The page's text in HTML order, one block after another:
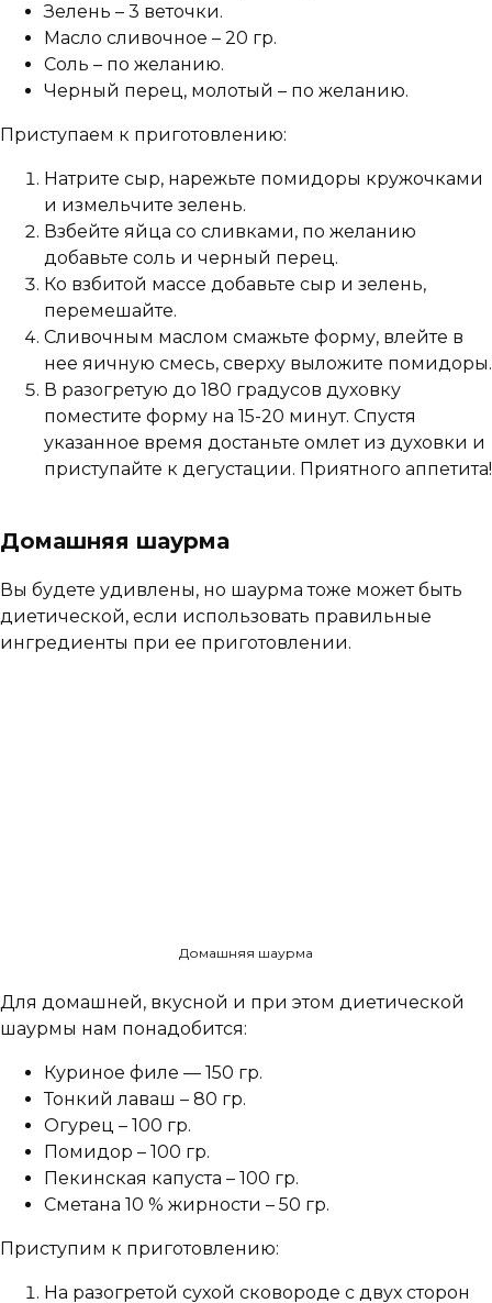
Зелень – 3 веточки.
Масло сливочное – 20 гр.
Соль – по желанию.
Черный перец, молотый – по желанию.
Приступаем к приготовлению:
Натрите сыр, нарежьте помидоры кружочками
и измельчите зелень.
Взбейте яйца со сливками, по желанию
добавьте соль и черный перец.
Ко взбитой массе добавьте сыр и зелень,
перемешайте.
Сливочным маслом смажьте форму, влейте в
нее яичную смесь, сверху выложите помидоры.
В разогретую до 180 градусов духовку
поместите форму на 15-20 минут. Спустя
указанное время достаньте омлет из духовки и
приступайте к дегустации. Приятного аппетита!
Домашняя шаурма
Вы будете удивлены, но шаурма тоже может быть
диетической, если использовать правильные
ингредиенты при ее приготовлении.
Домашняя шаурма
Для домашней, вкусной и при этом диетической
шаурмы нам понадобится:
Куриное филе — 150 гр.
Тонкий лаваш – 80 гр.
Огурец – 100 гр.
Помидор – 100 гр.
Пекинская капуста – 100 гр.
Сметана 10 % жирности – 50 гр.
Приступим к приготовлению:
На разогретой сухой сковороде с двух сторон